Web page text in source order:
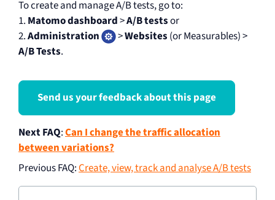
To create and manage A/B tests, go to:
1. Matomo dashboard>A/B testsor
2.Administration >Websites (or Measurables) >
A/B Tests.
Send us your feedback about this page
Next FAQ:Can I change the traffic allocation
between variations?
Previous FAQ:Create, view, track and analyse A/B tests